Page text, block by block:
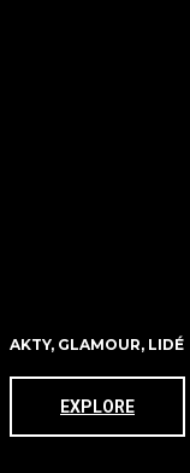
AKTY, GLAMOUR, LIDÉ
EXPLORE